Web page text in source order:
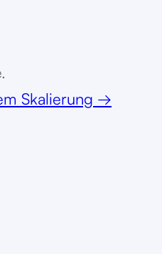
Skalierung →